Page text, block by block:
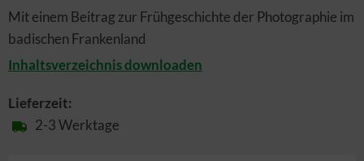
Mit einem Beitrag zur Frühgeschichte der Photographie im
badischen Frankenland
Inhaltsverzeichnis downloaden
Lieferzeit:
2-3 Werktage